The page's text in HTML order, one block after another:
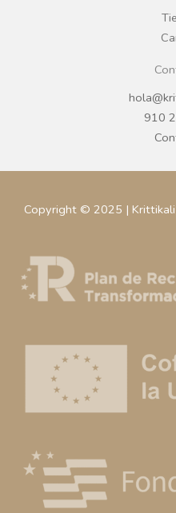
910
Copyright © 2025 | Krittikali